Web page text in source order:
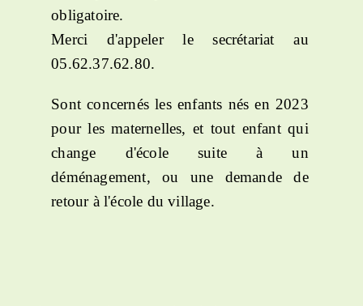
obligatoire.
Merci d'appeler le secrétariat au
05.62.37.62.80.
Sont concernés les enfants nés en 2023
pour les maternelles, et tout enfant qui
change d'école suite à un
déménagement, ou une demande de
retour à l'école du village.